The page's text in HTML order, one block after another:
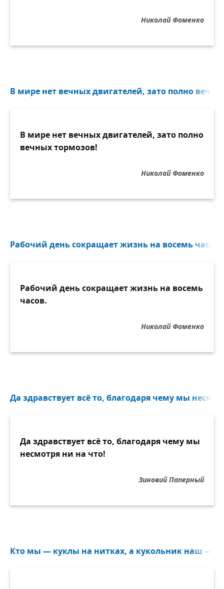
Николай Фоменко
В мире нет вечных двигателей, зато полно
В мире нет вечных двигателей, зато полно
вечных тормозов!
Николай Фоменко
Рабочий день сокращает жизнь на восемь
Рабочий день сокращает жизнь на восемь
часов.
Николай Фоменко
Да здравствует всё то, благодаря чему мы
Да здравствует всё то, благодаря чему мы
несмотря ни на что!
Зиновий Паперный
Кто мы — куклы на нитках, а кукольник наш —